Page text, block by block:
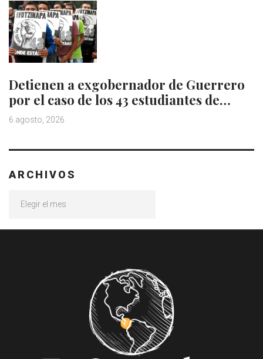
Detienen a exgobernador de Guerrero
por el caso de los 43 estudiantes de…
6 agosto, 2026
ARCHIVOS